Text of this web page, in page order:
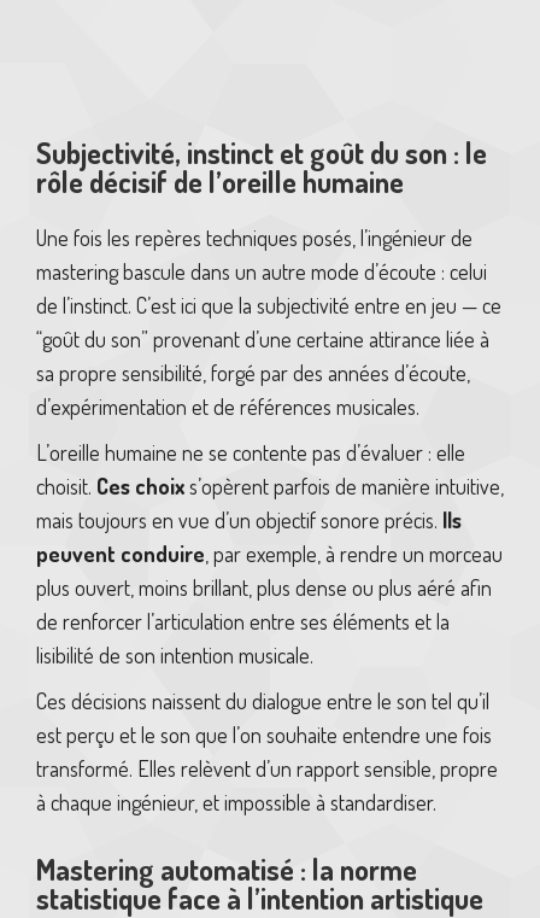
Subjectivité, instinct et goût du son : le
rôle décisif de l’oreille humaine
Une fois les repères techniques posés, l’ingénieur de
mastering bascule dans un autre mode d’écoute : celui
de l’instinct. C’est ici que la subjectivité entre en jeu — ce
“goût du son” provenant d’une certaine attirance liée à
sa propre sensibilité, forgé par des années d’écoute,
d’expérimentation et de références musicales.
L’oreille humaine ne se contente pas d’évaluer : elle
choisit. Ces choixs’opèrent parfois de manière intuitive,
mais toujours en vue d’un objectif sonore précis. Ils
peuvent conduire , par exemple, à rendre un morceau
plus ouvert, moins brillant, plus dense ou plus aéré afin
de renforcer l’articulation entre ses éléments et la
lisibilité de son intention musicale.
Ces décisions naissent du dialogue entre le son tel qu’il
est perçu et le son que l’on souhaite entendre une fois
transformé. Elles relèvent d’un rapport sensible, propre
à chaque ingénieur, et impossible à standardiser.
Mastering automatisé : la norme
statistique face à l’intention artistique